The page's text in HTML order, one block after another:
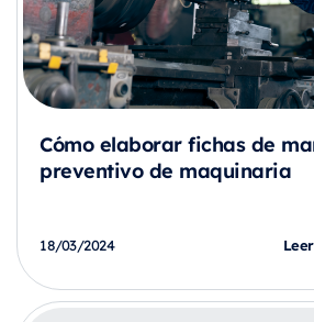
Cómo elaborar fichas de
preventivo de maquinaria
18/03/2024